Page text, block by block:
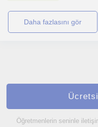
daha fazlasını gör
Öğretmenlerin seninle